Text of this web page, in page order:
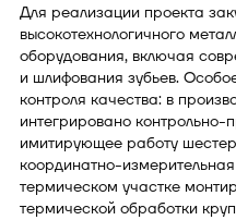
Для реализации проекта
высокотехнологичного
оборудования, включая
и шлифования зубьев.
контроля качества: в
интегрировано контрольно-
имитирующее работу
координатно-
термическом участке
термической обработки